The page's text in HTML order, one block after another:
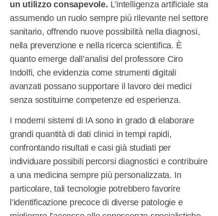
un utilizzo consapevole. L’intelligenza artificiale sta
assumendo un ruolo sempre più rilevante nel settore
sanitario, offrendo nuove possibilità nella diagnosi,
nella prevenzione e nella ricerca scientifica. È
quanto emerge dall’analisi del professore Ciro
Indolfi, che evidenzia come strumenti digitali
avanzati possano supportare il lavoro dei medici
senza sostituirne competenze ed esperienza.
I moderni sistemi di IA sono in grado di elaborare
grandi quantità di dati clinici in tempi rapidi,
confrontando risultati e casi già studiati per
individuare possibili percorsi diagnostici e contribuire
a una medicina sempre più personalizzata. In
particolare, tali tecnologie potrebbero favorire
l’identificazione precoce di diverse patologie e